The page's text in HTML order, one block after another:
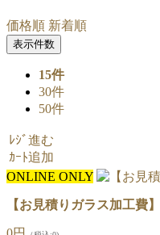
価格順 新着順
表示件数
15件
30件
50件
ﾚｼﾞ進む
ｶｰﾄ追加
ONLINE ONLY
【お見積りガラス加工費】